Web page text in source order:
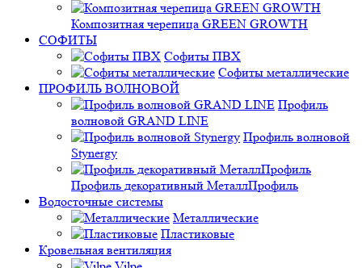
Композитная черепица GREEN GROWTH
СОФИТЫ
Софиты ПВХ
Софиты металлические
ПРОФИЛЬ ВОЛНОВОЙ
Профиль
волновой GRAND LINE
Профиль волновой
Stynergy
Профиль декоративный МеталлПрофиль
Водосточные системы
Металлические
Пластиковые
Кровельная вентиляция